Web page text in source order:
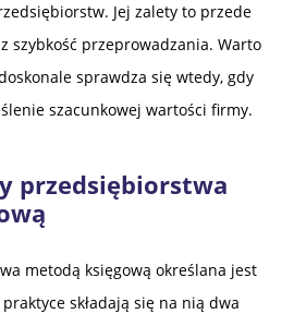
Jej zalety to przede
szybkość przeprowadzania. Warto
sprawdza się wtedy, gdy
szacunkowej wartości firmy.
przedsiębiorstwa
metodą księgową określana jest
składają się na nią dwa